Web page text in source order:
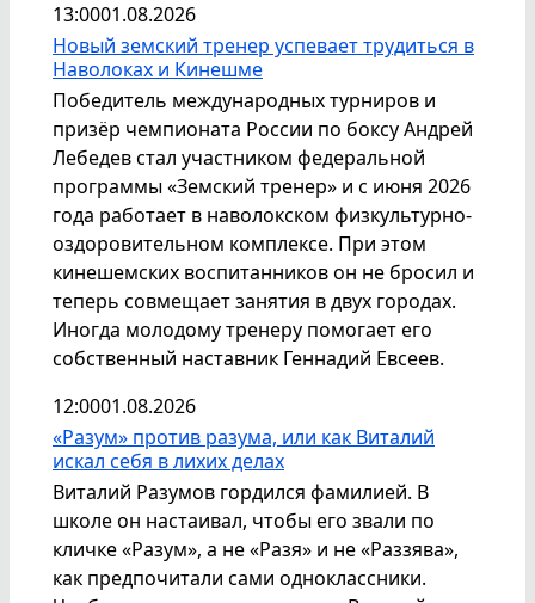
13:0001.08.2026
Новый земский тренер успевает трудиться в
Наволоках и Кинешме
Победитель международных турниров и
призёр чемпионата России по боксу Андрей
Лебедев стал участником федеральной
программы «Земский тренер» и с июня 2026
года работает в наволокском физкультурно-
оздоровительном комплексе. При этом
кинешемских воспитанников он не бросил и
теперь совмещает занятия в двух городах.
Иногда молодому тренеру помогает его
собственный наставник Геннадий Евсеев.
12:0001.08.2026
«Разум» против разума, или как Виталий
искал себя в лихих делах
Виталий Разумов гордился фамилией. В
школе он настаивал, чтобы его звали по
кличке «Разум», а не «Разя» и не «Раззява»,
как предпочитали сами одноклассники.